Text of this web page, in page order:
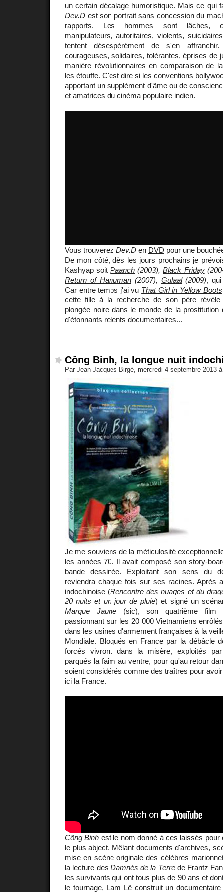
un certain décalage humoristique. Mais ce qui
Dev.D est son portrait sans concession du
rapports. Les hommes sont lâches,
manipulateurs, autoritaires, violents,
tentent désespérément de s'en
courageuses, solidaires, tolérantes, éprises de
manière révolutionnaires en comparaison de
les étouffe. C'est dire si les conventions
apportant un supplément d'âme ou de
et amatrices du cinéma populaire indien.
Vous trouverez Dev.D en DVD pour une
De mon côté, dès les jours prochains je
Kashyap soitPaanch (2003),Black Friday
Return of Hanuman(2007), Gulaal(2009), qui
Car entre temps j'ai vu That Girl in Yellow Boots
cette fille à la recherche de son père révèle
plongée noire dans le monde de la prostitution
d'étonnants relents documentaires...
Công Binh, la longue nuit
Par Jean-Jacques Birgé, mercredi 4 septembre 2013
Je me souviens de la méticulosité
les années 70. Il avait composé son story-
bande dessinée. Exploitant son sens du
reviendra chaque fois sur ses racines. Après
indochinoise (Rencontre des nuages et du
20 nuits et un jour de pluie) et signé un
Marque Jaune(sic), son quatrième film
passionnant sur les 20 000 Vietnamiens
dans les usines d'armement françaises à la
Mondiale. Bloqués en France par la débâcle
forcés vivront dans la misère, exploités
parqués la faim au ventre, pour qu'au retour
soient considérés comme des traîtres pour
ici la France.
Công Binh est le nom donné à ces laissés pour
le plus abject. Mêlant documents d'archives,
mise en scène originale des célèbres
la lecture des Damnés de la Terrede Frantz
les survivants qui ont tous plus de 90 ans et
le tournage, Lam Lê construit un